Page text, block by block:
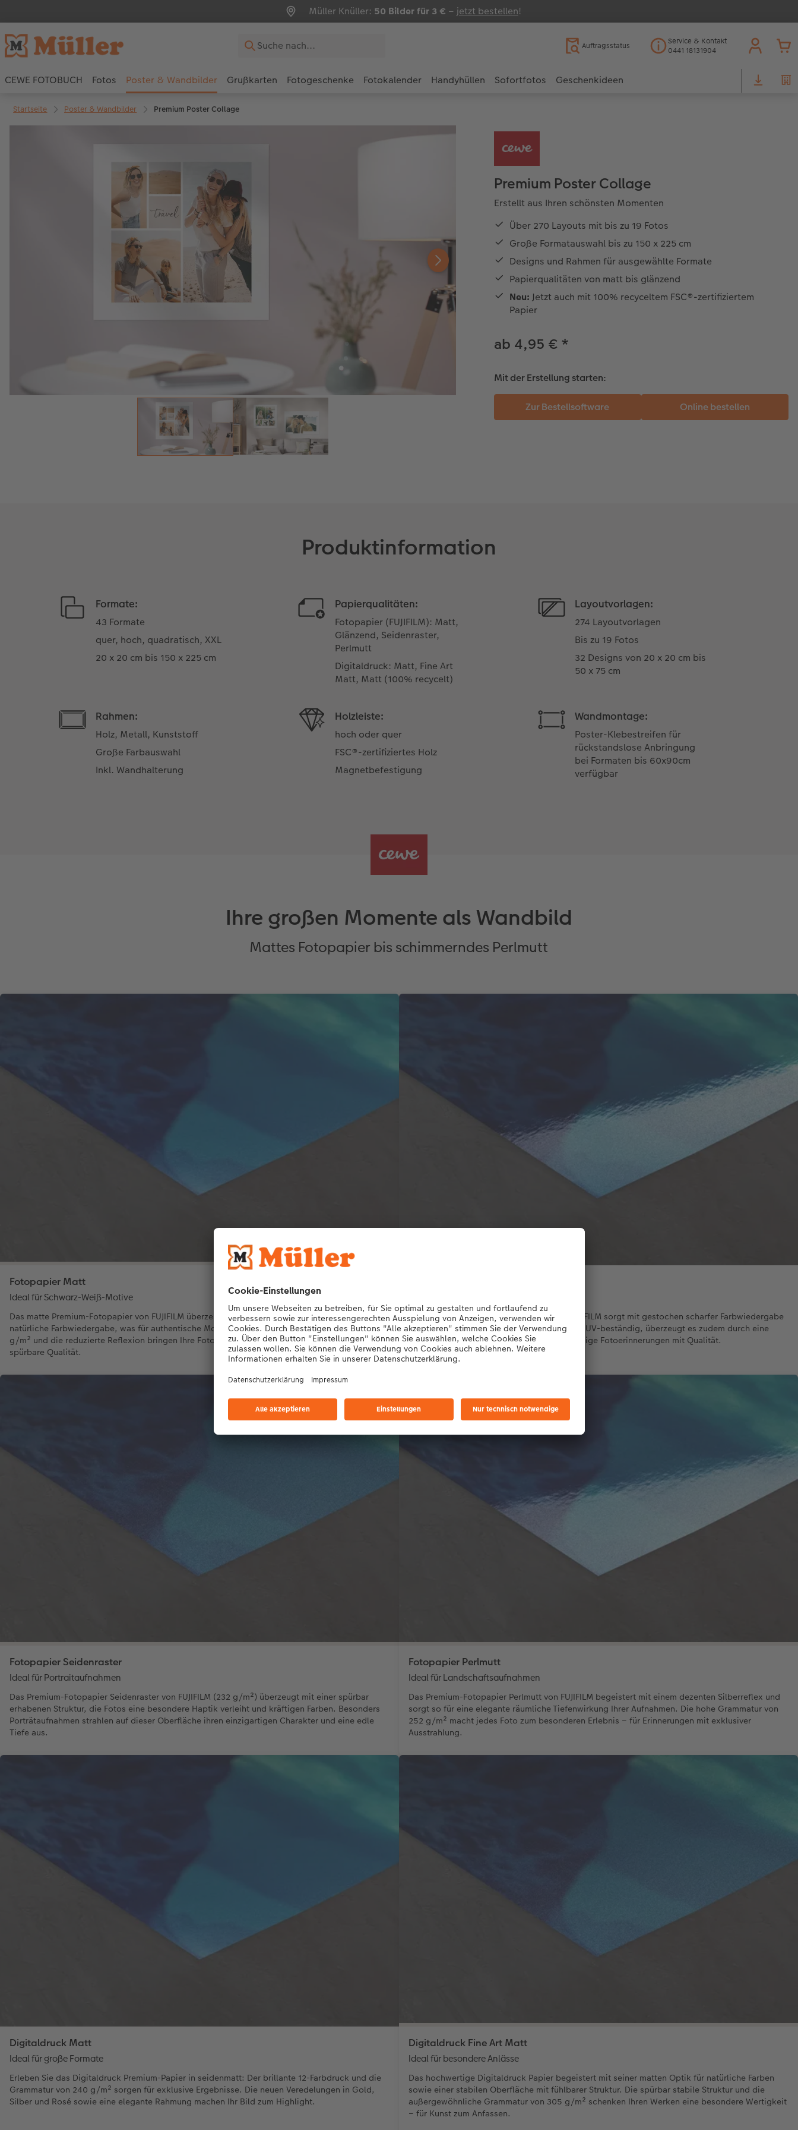
Müller Knüller: 50 Bilder für 3 € – jetzt bestellen!
Auftragsstatus
Service & Kontakt
0441 18131904
CEWE FOTOBUCH Fotos Poster & Wandbilder Grußkarten Fotogeschenke Fotokalender Handyhüllen Sofortfotos Geschenkideen
Startseite Poster & Wandbilder Premium Poster Collage
Premium Poster Collage
Erstellt aus Ihren schönsten Momenten
Über 270 Layouts mit bis zu 19 Fotos
Große Formatauswahl bis zu 150 x 225 cm
Designs und Rahmen für ausgewählte Formate
Papierqualitäten von matt bis glänzend
Neu: Jetzt auch mit 100% recyceltem FSC®-zertifiziertem
Papier
ab 4,95 € *
Mit der Erstellung starten:
Produktinformation
Formate:
43 Formate
quer, hoch, quadratisch, XXL
20 x 20 cm bis 150 x 225 cm
Papierqualitäten:
Fotopapier (FUJIFILM): Matt,
Glänzend, Seidenraster,
Perlmutt
Digitaldruck: Matt, Fine Art
Matt, Matt (100% recycelt)
Layoutvorlagen:
274 Layoutvorlagen
Bis zu 19 Fotos
32 Designs von 20 x 20 cm bis
50 x 75 cm
Rahmen:
Holz, Metall, Kunststoff
Große Farbauswahl
Inkl. Wandhalterung
Holzleiste:
hoch oder quer
FSC®-zertifiziertes Holz
Magnetbefestigung
Wandmontage:
Poster-Klebestreifen für
rückstandslose Anbringung
bei Formaten bis 60x90cm
verfügbar
Ihre großen Momente als Wandbild
Mattes Fotopapier bis schimmerndes Perlmutt
Fotopapier Matt
Ideal für Schwarz-Weiß-Motive
Das matte Premium-Fotopapier von FUJIFILM überzeugt durch eine glatte Oberfläche sowie eine
natürliche Farbwiedergabe, was für authentische Motive sorgt. Die feste Grammatur von 231
g/m² und die reduzierte Reflexion bringen Ihre Fotos optimal zur Geltung und verleihen
spürbare Qualität.
Das glänzende Premium-Fotopapier von FUJIFILM sorgt mit gestochen scharfer Farbwiedergabe
für brillante Motive. Besonders farbecht und UV-beständig, überzeugt es zudem durch eine
feste Grammatur von 245 g/m² – für langlebige Fotoerinnerungen mit Qualität.
Fotopapier Seidenraster
Ideal für Portraitaufnahmen
Das Premium-Fotopapier Seidenraster von FUJIFILM (232 g/m²) überzeugt mit einer spürbar
erhabenen Struktur, die Fotos eine besondere Haptik verleiht und kräftigen Farben. Besonders
Porträtaufnahmen strahlen auf dieser Oberfläche ihren einzigartigen Charakter und eine edle
Tiefe aus.
Fotopapier Perlmutt
Ideal für Landschaftsaufnahmen
Das Premium-Fotopapier Perlmutt von FUJIFILM begeistert mit einem dezenten Silberreflex und
sorgt so für eine elegante räumliche Tiefenwirkung Ihrer Aufnahmen. Die hohe Grammatur von
252 g/m² macht jedes Foto zum besonderen Erlebnis – für Erinnerungen mit exklusiver
Ausstrahlung.
Digitaldruck Matt
Ideal für große Formate
Erleben Sie das Digitaldruck Premium-Papier in seidenmatt: Der brillante 12-Farbdruck und die
Grammatur von 240 g/m² sorgen für exklusive Ergebnisse. Die neuen Veredelungen in Gold,
Silber und Rosé sowie eine elegante Rahmung machen Ihr Bild zum Highlight.
Digitaldruck Fine Art Matt
Ideal für besondere Anlässe
Das hochwertige Digitaldruck Papier begeistert mit seiner matten Optik für natürliche Farben
sowie einer stabilen Oberfläche mit fühlbarer Struktur. Die spürbar stabile Struktur und die
außergewöhnliche Grammatur von 305 g/m² schenken Ihren Werken eine besondere Wertigkeit
– für Kunst zum Anfassen.